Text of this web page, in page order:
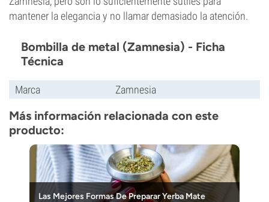
mantener la elegancia y no llamar demasiado la atención.
Bombilla de metal (Zamnesia) - Ficha
Técnica
Marca Zamnesia
Más información relacionada con este
producto:
Las Mejores Formas De Preparar Yerba Mate